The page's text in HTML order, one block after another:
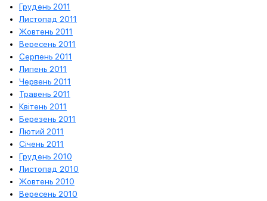
Грудень 2011
Листопад 2011
Жовтень 2011
Вересень 2011
Серпень 2011
Липень 2011
Червень 2011
Травень 2011
Квітень 2011
Березень 2011
Лютий 2011
Січень 2011
Грудень 2010
Листопад 2010
Жовтень 2010
Вересень 2010